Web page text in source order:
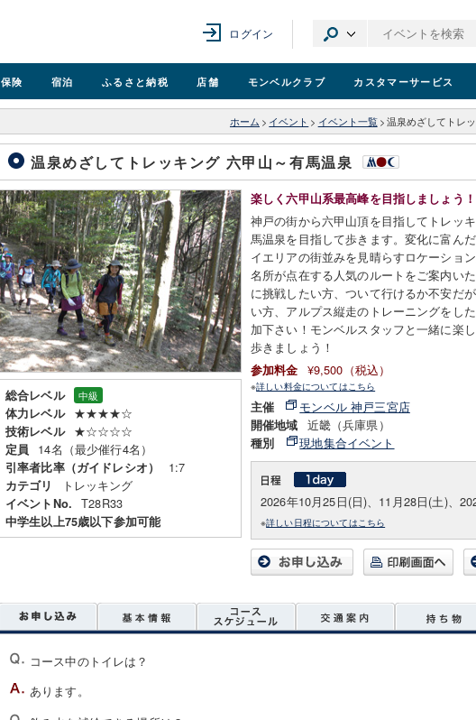
ログイン
保険 宿泊 ふるさと納税 店舗 モンベルクラブ カスタマーサービス
ホーム > イベント > イベント一覧 > 温泉めざしてトレ
温泉めざしてトレッキング 六甲山～有馬温泉
総合レベル 中級
体力レベル ★★★★☆
技術レベル ★☆☆☆☆
定員 14名（最少催行4名）
引率者比率（ガイドレシオ） 1:7
カテゴリ トレッキング
イベントNo. T28R33
中学生以上75歳以下参加可能
楽しく六甲山系最高峰を目指しましょう！
神戸の街から六甲山頂を目指してトレッ
馬温泉を目指して歩きます。変化に富ん
イエリアの街並みを見晴らすロケーショ
名所が点在する人気のルートをご案内い
に挑戦したい方、ついて行けるか不安だ
い方、アルプス縦走のトレーニングをし
加下さい！モンベルスタッフと一緒に楽
歩きましょう！
参加料金 ¥9,500（税込）
※詳しい料金についてはこちら
主催 モンベル 神戸三宮店
開催地域 近畿（兵庫県）
種別 現地集合イベント
2026年10月25日(日)、11月28日(土)、
※詳しい日程についてはこちら
コース中のトイレは？
あります。